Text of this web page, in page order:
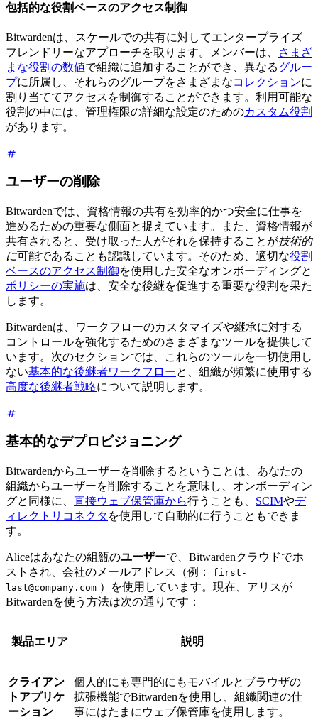
包括的な役割ベースのアクセス制御
Bitwardenは、スケールでの共有に対してエンタープライズ
フレンドリーなアプローチを取ります。メンバーは、
さまざ
まな役割の数値で組織に追加することができ、異なるグルー
プに所属し、それらのグループをさまざまなコレクションに
割り当ててアクセスを制御することができます。利用可能な
役割の中には、管理権限の詳細な設定のためのカスタム役割
があります。
ユーザーの削除
Bitwardenでは、資格情報の共有を効率的かつ安全に仕事を
進めるための重要な側面と捉えています。また、資格情報が
共有されると、受け取った人がそれを保持することが技術的
に可能であることも認識しています。そのため、適切な役割
ベースのアクセス制御を使用した安全なオンボーディングと
ポリシーの実施は、安全な後継を促進する重要な役割を果た
します。
Bitwardenは、ワークフローのカスタマイズや継承に対する
コントロールを強化するためのさまざまなツールを提供して
います。次のセクションでは、これらのツールを一切使用し
ない基本的な後継者ワークフローと、組織が頻繁に使用する
高度な後継者戦略について説明します。
基本的なデプロビジョニング
Bitwardenからユーザーを削除するということは、あなたの
組織からユーザーを削除することを意味し、オンボーディン
グと同様に、 直接ウェブ保管庫から行うことも、 SCIMやデ
ィレクトリコネクタ を使用して自動的に行うこともできま
す。
Aliceはあなたの組甔のユーザーで、Bitwardenクラウドでホ
ストされ、会社のメールアドレス（例：
first-
last@company.com ）を使用しています。現在、アリスが
Bitwardenを使う方法は次の通りです：
製品エリア 説明
クライアン
トアプリケ
ーション
個人的にも専門的にもモバイルとブラウザの
拡張機能でBitwardenを使用し、組織関連の仕
事にはたまにウェブ保管庫を使用します。